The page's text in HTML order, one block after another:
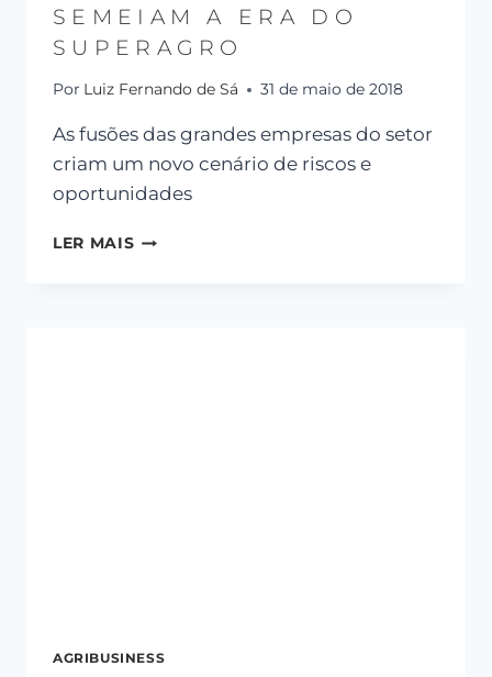
SEMEIAM A ERA DO
SUPERAGRO
Por Luiz Fernando de Sá 31 de maio de 2018
As fusões das grandes empresas do setor
criam um novo cenário de riscos e
oportunidades
LER MAIS
AGRIBUSINESS